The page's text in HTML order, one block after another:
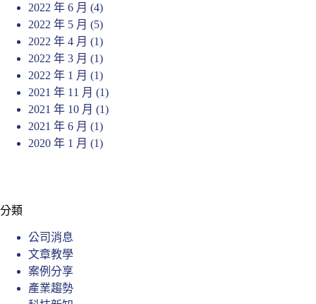
2022 年 6 月 (4)
2022 年 5 月 (5)
2022 年 4 月 (1)
2022 年 3 月 (1)
2022 年 1 月 (1)
2021 年 11 月 (1)
2021 年 10 月 (1)
2021 年 6 月 (1)
2020 年 1 月 (1)
分類
公司消息
文章教學
案例分享
產業趨勢